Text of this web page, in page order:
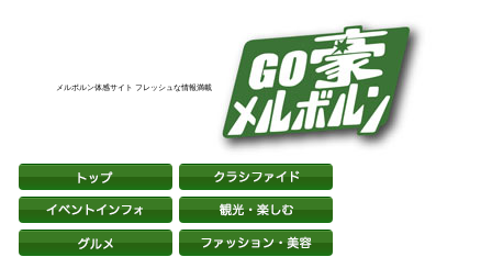
メルボルン体感サイト フレッシュな情報満載